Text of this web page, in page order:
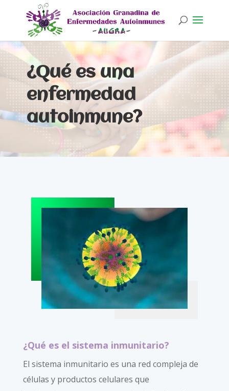
¿Qué es una
enfermedad
autoinmune?
¿Qué es el sistema inmunitario?
El sistema inmunitario es una red compleja de
células y productos celulares que